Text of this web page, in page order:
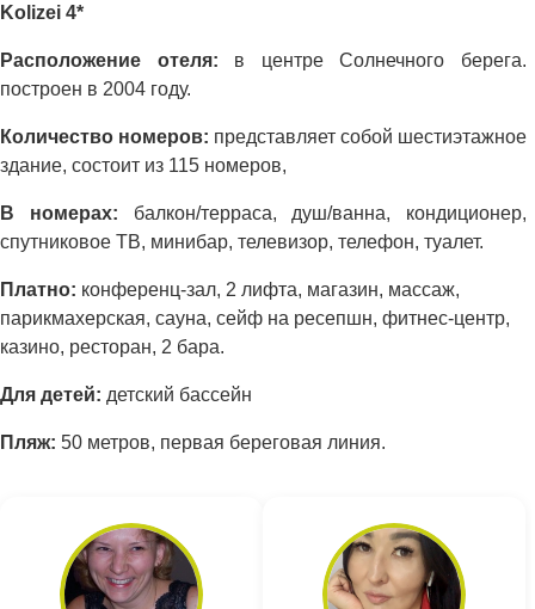
Kolizei 4*
Расположение отеля: в центре Солнечного берега.
построен в 2004 году.
Количество номеров: представляет собой шестиэтажное
здание, состоит из 115 номеров,
В номерах: балкон/терраса, душ/ванна, кондиционер,
спутниковое ТВ, минибар, телевизор, телефон, туалет.
Платно: конференц-зал, 2 лифта, магазин, массаж,
парикмахерская, сауна, сейф на ресепшн, фитнес-центр,
казино, ресторан, 2 бара.
Для детей: детский бассейн
Пляж: 50 метров, первая береговая линия.